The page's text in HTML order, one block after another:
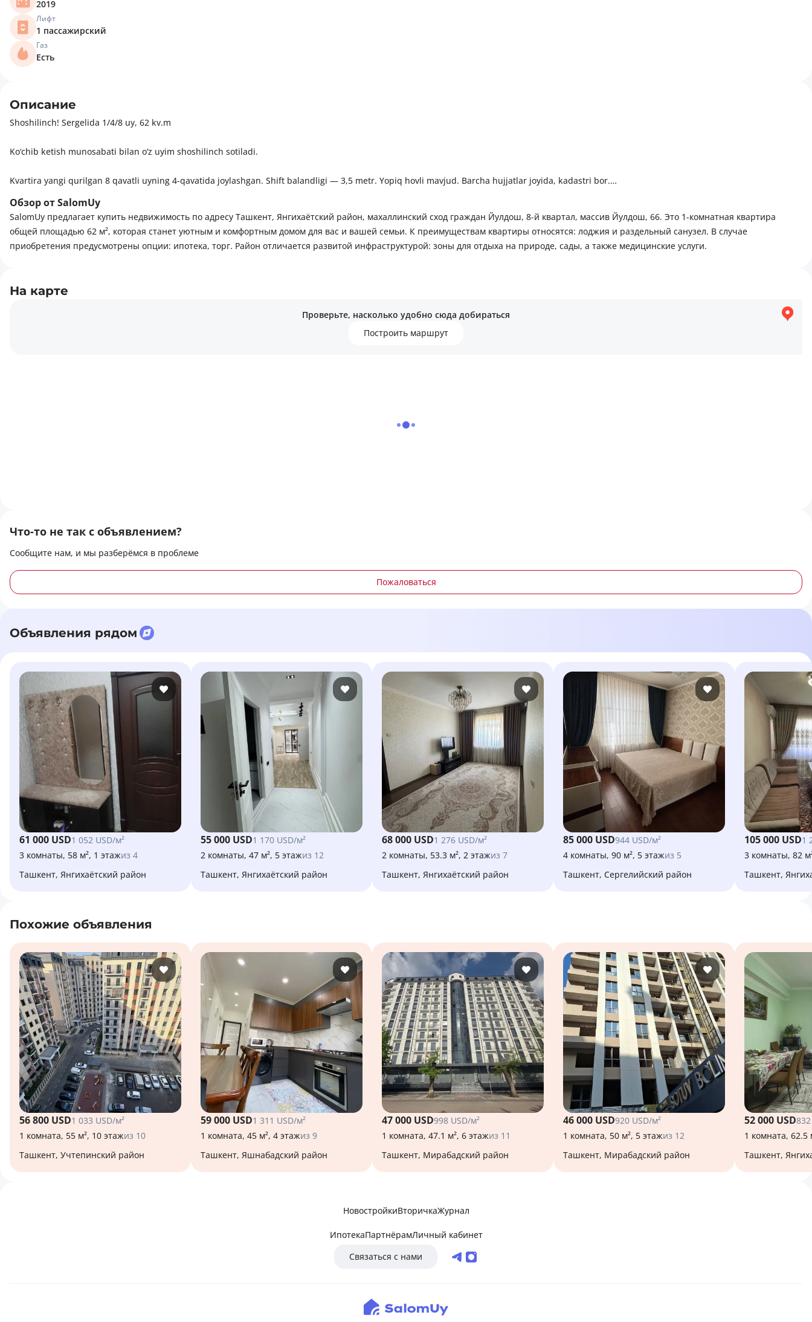
2019
Лифт
1 пассажирский
Газ
Есть
Описание
Shoshilinch! Sergelida 1/4/8 uy, 62 kv.m
Ko‘chib ketish munosabati bilan o‘z uyim shoshilinch sotiladi.
Kvartira yangi qurilgan 8 qavatli uyning 4-qavatida joylashgan. Shift balandligi — 3,5 metr. Yopiq hovli mavjud. Barcha hujjatlar joyida, kadastri bor.
Yaqinida maktab, bog‘chalar, do‘konlar, park va kafelar joylashgan.
__
Горит! Сергели, кирпич 1/4/8, 62 кв.м
Квартира на 4 этаже 8 этажного нового дома. Потолки 3,5 метра. Закрытый двор. Все документы в порядке. Есть кадастр.
Обзор от SalomUy
SalomUy предлагает купить недвижимость по адресу Ташкент, Янгихаётский район, махаллинский сход граждан Йулдош, 8-й квартал, массив Йулдош, 66. Это 1-комнатная квартира
общей площадью 62 м², которая станет уютным и комфортным домом для вас и вашей семьи. К преимуществам квартиры относятся: лоджия и раздельный санузел. В случае
приобретения предусмотрены опции: ипотека, торг. Район отличается развитой инфраструктурой: зоны для отдыха на природе, сады, а также медицинские услуги.
На карте
Проверьте, насколько удобно сюда добираться
Построить маршрут
Что-то не так с объявлением?
Сообщите нам, и мы разберёмся в проблеме
Пожаловаться
Объявления рядом
61 000 USD1 052 USD/м²
3 комнаты, 58 м², 1 этажиз 4
Ташкент, Янгихаётский район
55 000 USD1 170 USD/м²
2 комнаты, 47 м², 5 этажиз 12
Ташкент, Янгихаётский район
68 000 USD1 276 USD/м²
2 комнаты, 53.3 м², 2 этажиз 7
Ташкент, Янгихаётский район
85 000 USD944 USD/м²
4 комнаты, 90 м², 5 этажиз 5
Ташкент, Сергелийский район
105 000 USD1
3 комнаты, 82
Ташкент,
Похожие объявления
56 800 USD1 033 USD/м²
1 комната, 55 м², 10 этажиз 10
Ташкент, Учтепинский район
59 000 USD1 311 USD/м²
1 комната, 45 м², 4 этажиз 9
Ташкент, Яшнабадский район
47 000 USD998 USD/м²
1 комната, 47.1 м², 6 этажиз 11
Ташкент, Мирабадский район
46 000 USD920 USD/м²
1 комната, 50 м², 5 этажиз 12
Ташкент, Мирабадский район
52 000 USD
1 комната, 62.5
Ташкент,
НовостройкиВторичкаЖурнал
ИпотекаПартнёрамЛичный кабинет
Связаться с нами